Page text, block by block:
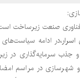
فناوری صنعت زیرساخت
اسرار،در ادامه
و جذب سرمایه‌گذاری در
و شهرسازی در مراسم